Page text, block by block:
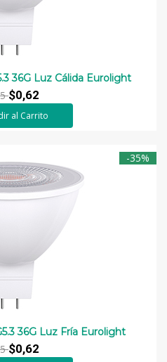
36G Luz Cálida Eurolight
$0,62
al Carrito
-35%
36G Luz Fría Eurolight
$0,62